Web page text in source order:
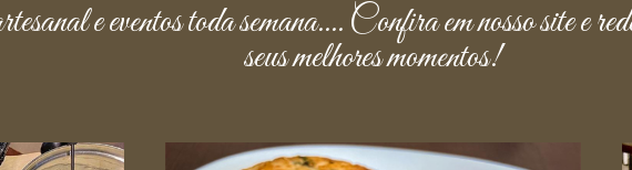
e eventos toda semana.... Confira em nosso site e
seus melhores momentos!